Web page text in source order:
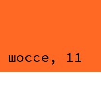
шоссе, 11